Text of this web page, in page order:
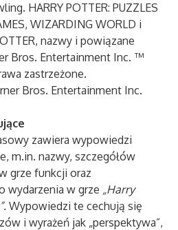
HARRY POTTER: PUZZLES
WIZARDING WORLD i
nazwy i powiązane
Bros. Entertainment Inc. ™
zastrzeżone.
Bros. Entertainment Inc.
zawiera wypowiedzi
m.in. nazwy, szczegółów
grze funkcji oraz
wydarzenia w grze „Harry
Wypowiedzi te cechują się
i wyrażeń jak „perspektywa”,